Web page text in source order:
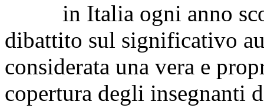
in Italia ogni anno
dibattito sul significativo
considerata una vera e
copertura degli insegnanti